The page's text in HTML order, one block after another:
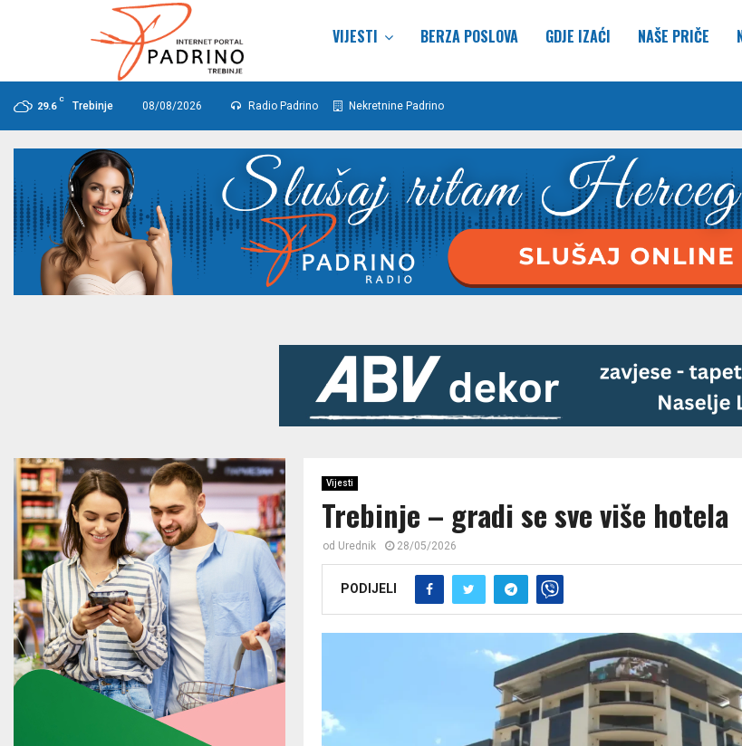
VIJESTI BERZA POSLOVA GDJE IZAĆI NAŠE PRIČE
29.6
C
Trebinje 08/08/2026 Radio Padrino Nekretnine Padrino
Vijesti
Trebinje – gradi se sve više hotela
od Urednik 28/05/2026
PODIJELI